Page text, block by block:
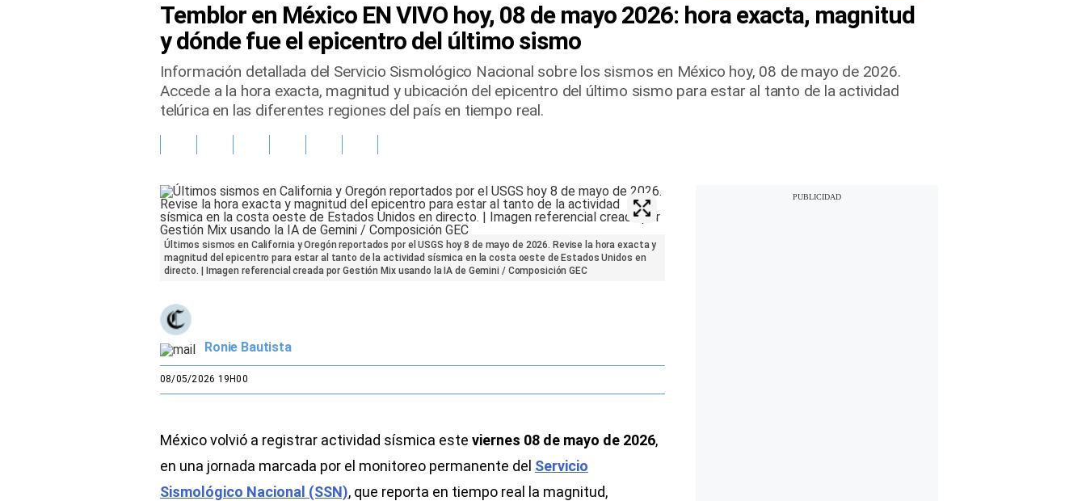
Temblor en México EN VIVO hoy, 08 de mayo 2026: hora exacta, magnitud
y dónde fue el epicentro del último sismo
Información detallada del Servicio Sismológico Nacional sobre los sismos en México hoy, 08 de mayo de 2026.
Accede a la hora exacta, magnitud y ubicación del epicentro del último sismo para estar al tanto de la actividad
telúrica en las diferentes regiones del país en tiempo real.
Últimos sismos en California y Oregón reportados por el USGS hoy 8 de mayo de 2026. Revise la hora exacta y
magnitud del epicentro para estar al tanto de la actividad sísmica en la costa oeste de Estados Unidos en
directo. | Imagen referencial creada por Gestión Mix usando la IA de Gemini / Composición GEC
Ronie Bautista
08/05/2026 19H00
México volvió a registrar actividad sísmica este viernes 08 de mayo de 2026,
en una jornada marcada por el monitoreo permanente del Servicio
Sismológico Nacional (SSN), que reporta en tiempo real la magnitud,